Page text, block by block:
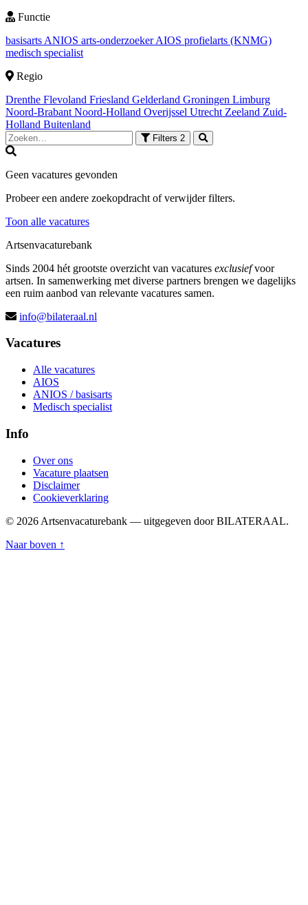
Functie
basisarts ANIOS arts-onderzoekerAIOS profielarts (KNMG)
medisch specialist
Regio
Drenthe Flevoland Friesland Gelderland Groningen Limburg
Noord-Brabant Noord-Holland Overijssel Utrecht Zeeland Zuid-
Holland Buitenland
Filters 2
Geen vacatures gevonden
Probeer een andere zoekopdracht of verwijder filters.
Toon alle vacatures
Artsenvacaturebank
Sinds 2004 hét grootste overzicht van vacatures exclusiefvoor
artsen. In samenwerking met diverse partners brengen we dagelijks
een ruim aanbod van relevante vacatures samen.
info@bilateraal.nl
Vacatures
Alle vacatures
AIOS
ANIOS / basisarts
Medisch specialist
Info
Over ons
Vacature plaatsen
Disclaimer
Cookieverklaring
© 2026 Artsenvacaturebank — uitgegeven door BILATERAAL.
Naar boven ↑